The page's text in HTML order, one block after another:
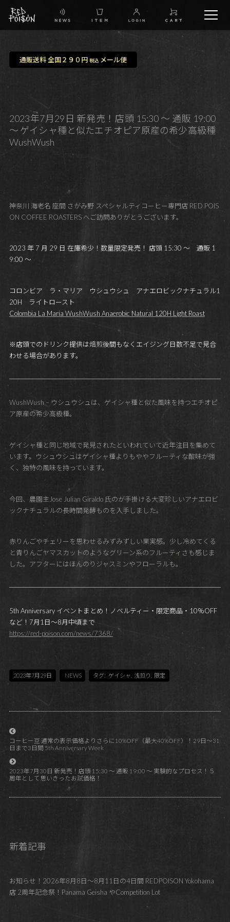
通販送料 全国２９０円 税込メール便
2023年7月29日 新発売！店頭 15:30 ～ 通販 19:00
～ ゲイシャ種と似たエチオピア原産の希少高級種
WushWush
神奈川 海老名 座間 さがみ野 スペシャルティコーヒー専門店 RED POIS
ON COFFEE ROASTERS へご訪問ありがとうございます。
2023 年 7 月 29 日 在庫希少！数量限定発売！ 店頭 15:30 ～ 通販 1
9:00 ～
コロンビア ラ・マリア ウシュウシュ アナエロビックナチュラル1
20H ライトロースト
Colombia La Maria WushWush Anaerobic Natural 120H Light Roast
※店頭でのドリンク提供は焙煎後間もなくエイジング日数不足で見合
わせる場合があります。
WushWush – ウシュウシュは、ゲイシャ種と似た風味を持つエチオピ
ア原産の希少高級種。
ゲイシャ種と同じ地域で発見されたといわれていて近年注目を集めて
います。ウシュウシュはゲイシャ種よりもややフルーティな酸味が強
く、独特の風味を持っています。
今回、農園主Jose Julian Giraldo 氏のが手掛ける大変珍しいアナエロビ
ックナチュラルの長時間発酵ものを入手しました。
赤りんごやチェリーを思わせるみずみずしい果実感。少し冷めてくる
と青りんごヤマスカットのようなグリーン系のフルーティさも感じま
した。アフターにはほんのりジャスミンやフローラルも。
5th Anniversary イベントまとめ！ノベルティー・限定商品・10％OFF
など！7月1日～8月中頃まで
https://red-poison.com/news/7368/
2023年7月29日 NEWS タグ: ゲイシャ 浅煎り 限定
コーヒー豆 通常の表示価格よりさらに10%OFF（最大40%OFF）！29日～31
日まで3日間 5th Anniversary Week
2023年7月30日 新発売！店頭 15:30 ～ 通販 19:00 ～ 実験的なプロセス！５
周年として思いきったお試価格！
新着記事
お知らせ！2026年8月8日～8月11日の4日間 REDPOISON Yokohama
店 2周年記念祭！Panama Geisha やCompetition Lot